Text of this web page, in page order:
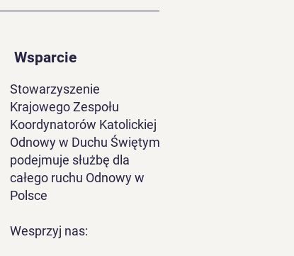
Wsparcie
Stowarzyszenie
Krajowego Zespołu
Koordynatorów Katolickiej
Odnowy w Duchu Świętym
podejmuje służbę dla
całego ruchu Odnowy w
Polsce
Wesprzyj nas: